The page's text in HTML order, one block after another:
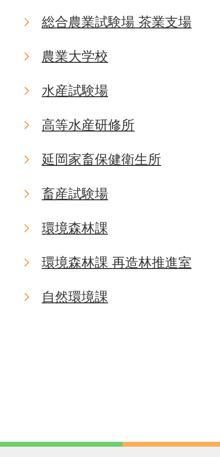
総合農業試験場 茶業支場
農業大学校
水産試験場
高等水産研修所
延岡家畜保健衛生所
畜産試験場
環境森林課
環境森林課 再造林推進室
自然環境課